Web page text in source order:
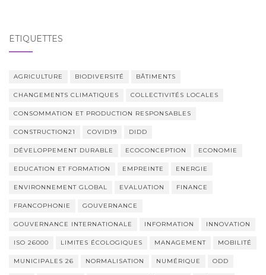
ÉTIQUETTES
AGRICULTURE BIODIVERSITÉ BÂTIMENTS
CHANGEMENTS CLIMATIQUES COLLECTIVITÉS LOCALES
CONSOMMATION ET PRODUCTION RESPONSABLES
CONSTRUCTION21 COVID19 DIDD
DÉVELOPPEMENT DURABLE ECOCONCEPTION ECONOMIE
EDUCATION ET FORMATION EMPREINTE ENERGIE
ENVIRONNEMENT GLOBAL EVALUATION FINANCE
FRANCOPHONIE GOUVERNANCE
GOUVERNANCE INTERNATIONALE INFORMATION INNOVATION
ISO 26000 LIMITES ÉCOLOGIQUES MANAGEMENT MOBILITÉ
MUNICIPALES 26 NORMALISATION NUMÉRIQUE ODD